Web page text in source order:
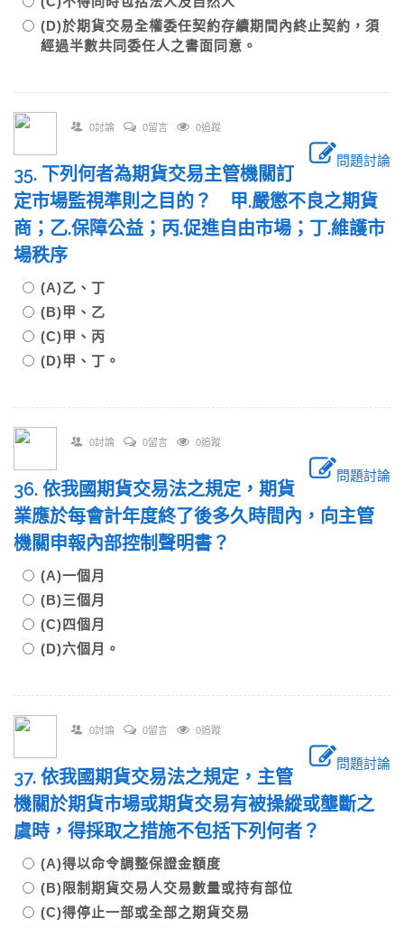
(D)於期貨交易全權委任契約存續期間內終止契約，須
經過半數共同委任人之書面同意。
0討論 0留言 0追蹤
問題討論
35. 下列何者為期貨交易主管機關訂
定市場監視準則之目的？ 甲.嚴懲不良之期貨
商；乙.保障公益；丙.促進自由市場；丁.維護市
場秩序
(A)乙、丁
(B)甲、乙
(C)甲、丙
(D)甲、丁。
0討論 0留言 0追蹤
問題討論
36. 依我國期貨交易法之規定，期貨
業應於每會計年度終了後多久時間內，向主管
機關申報內部控制聲明書？
(A)一個月
(B)三個月
(C)四個月
(D)六個月。
0討論 0留言 0追蹤
問題討論
37. 依我國期貨交易法之規定，主管
機關於期貨市場或期貨交易有被操縱或壟斷之
虞時，得採取之措施不包括下列何者？
(A)得以命令調整保證金額度
(B)限制期貨交易人交易數量或持有部位
(C)得停止一部或全部之期貨交易